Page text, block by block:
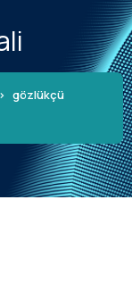
> gözlükçü